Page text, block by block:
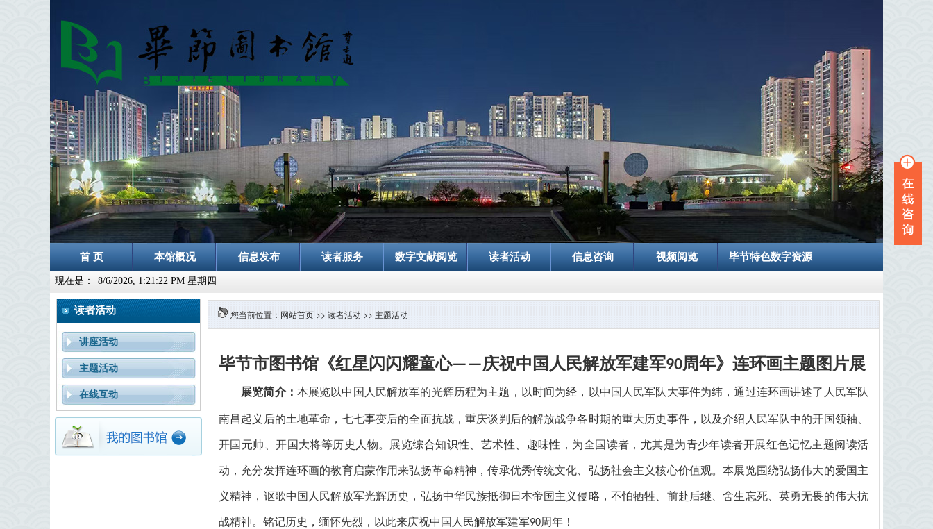
首 页 本馆概况 信息发布 读者服务 数字文献阅览 读者活动 信息咨询 视频阅览 毕节特色数字资源
现在是： 8/6/2026, 1:21:24 PM 星期四
读者活动
讲座活动
主题活动
在线互动
您当前位置： 网站首页 >> 读者活动 >> 主题活动
毕节市图书馆《红星闪闪耀童心——庆祝中国人民解放军建军90周年》连环画主题图片展
展览简介： 本展览以中国人民解放军的光辉历程为主题，以时间为经，以中国人民军队大事件为纬，通过连环画讲述了人民军队
南昌起义后的土地革命，七七事变后的全面抗战，重庆谈判后的解放战争各时期的重大历史事件，以及介绍人民军队中的开国领袖、
开国元帅、开国大将等历史人物。展览综合知识性、艺术性、趣味性，为全国读者，尤其是为青少年读者开展红色记忆主题阅读活
动，充分发挥连环画的教育启蒙作用来弘扬革命精神，传承优秀传统文化、弘扬社会主义核心价值观。本展览围绕弘扬伟大的爱国主
义精神，讴歌中国人民解放军光辉历史，弘扬中华民族抵御日本帝国主义侵略，不怕牺牲、前赴后继、舍生忘死、英勇无畏的伟大抗
战精神。铭记历史，缅怀先烈，以此来庆祝中国人民解放军建军90周年！